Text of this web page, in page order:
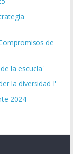
de
la escuela'
la diversidad I'
2024